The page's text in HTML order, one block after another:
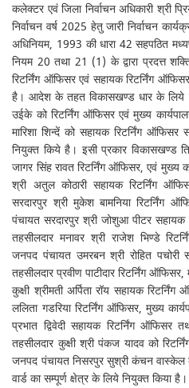
कलेक्टर एवं जिला निर्वाचन अधिकारी श्री
निर्वाचन वर्ष 2025 हेतु जारी निर्वाचन
अधिनियम, 1993 की धारा 42 सहपठित
नियम 20 तथा 21 (1) के द्वारा प्रदत्त
रिटर्निंग ऑफिसर एवं सहायक रिटर्निंग
है। आदेश के तहत विकासखण्ड धार के लिये
उईके को रिटर्निंग ऑफिसर एवं मुख्य
मारिशा शिन्दें को सहायक रिटर्निंग
नियुक्त किये है। इसी प्रकार विकासखण्ड
जागर सिंह रावत रिटर्निंग ऑफिसर, एवं मुख्य
श्री अतुल कोठारी सहायक रिटर्निंग
सरदारपुर श्री मुकेश बामनिया रिटर्निंग
पंचायत सरदारपुर श्री जोशुआ पीटर
तहसीलदार मनावर श्री राजेश भिण्डे
जनपद पंचायत उमरबन श्री रोहित पचोरी
तहसीलदार प्रवीण पाटीदार रिटर्निंग
कुक्षी श्रीमती अर्पिता रॉय सहायक
ललिता गडरिया रिटर्निंग ऑफिसर, मुख्य
प्रभात द्विवेदी सहायक रिटर्निंग
तहसीलदार कुक्षी श्री पंकज यादव को
जनपद पंचायत निसरपुर सुश्री कंचन वास्केल
वार्ड का सम्पूर्ण क्षेत्र के लिये नियुक्त किया है।